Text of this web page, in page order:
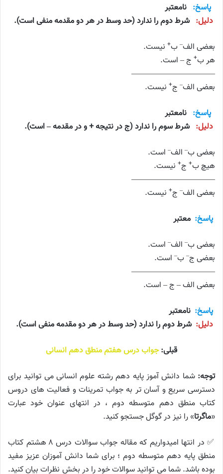
پاسخ: نامعتبر
دلیل: شرط دوم را ندارد (حد وسط در هر دو مقدمه منفی است).
بعضی الف– ب+ نیست.
هر ب+ ج – است.
——————————–
بعضی الف– ج+ نیست.
پاسخ: نامعتبر
دلیل: شرط سوم را ندارد (ج در نتیجه + و در مقدمه – است).
بعضی ب– الف– است.
هیچ ب+ ج+ نیست.
——————————–
بعضی الف– ج+ نیست.
پاسخ: معتبر
بعضی ب– الف– است.
بعضی ج– ب– است.
——————————–
بعضی الف – ج – است.
پاسخ: نامعتبر
دلیل: شرط دوم را ندارد (حد وسط در هر دو مقدمه منفی است).
قبلی: جواب درس هفتم منطق دهم انسانی
توجه: شما دانش آموز پایه دهم رشته علوم انسانی می توانید برای
دسترسی سریع و آسان تر به جواب تمرینات و فعالیت های دروس
کتاب منطق دهم متوسطه دوم ، در انتهای عنوان خود عبارت
«ماگرتا» را نیز در گوگل جستجو کنید.
✅ در انتها امیدواریم که مقاله جواب سوالات درس ۸ هشتم کتاب
منطق پایه دهم متوسطه دوم ؛ برای شما دانش آموزان عزیز مفید
بوده باشد. شما می توانید سوالات خود را در بخش نظرات بیان کنید.